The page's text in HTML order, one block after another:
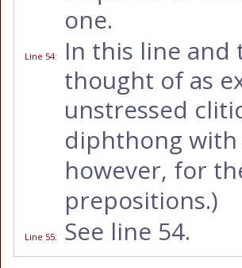
one.
Line 54:
In this line and
thought of as
unstressed
diphthong
however, for
prepositions.)
Line 55: See line 54.